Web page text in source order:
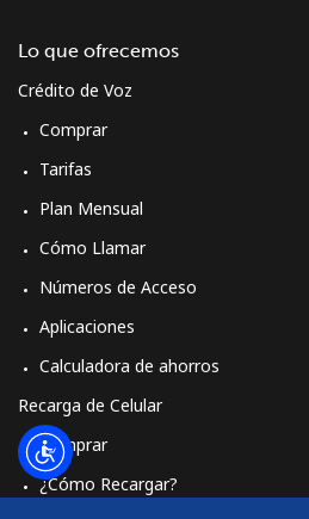
Lo que ofrecemos
Crédito de Voz
Comprar
Tarifas
Plan Mensual
Cómo Llamar
Números de Acceso
Aplicaciones
Calculadora de ahorros
Recarga de Celular
Comprar
¿Cómo Recargar?